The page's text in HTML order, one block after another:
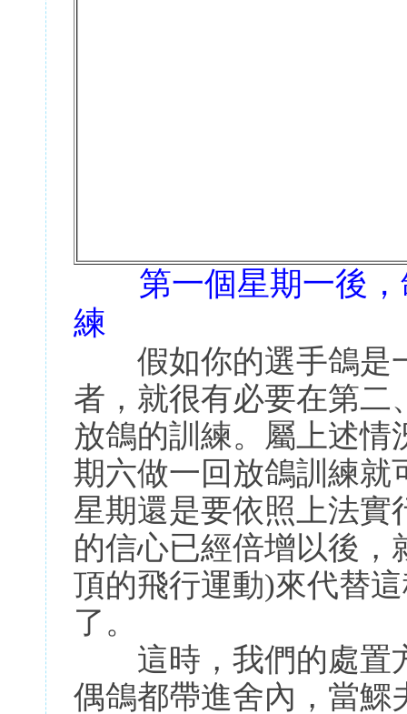
第一個星期一後
練
假如你的選手鴿是
者，就很有必要在第二
放鴿的訓練。屬上述情
期六做一回放鴿訓練就
星期還是要依照上法實
的信心已經倍增以後，
頂的飛行運動)來代替
了。
這時，我們的處置
偶鴿都帶進舍內，當鰥